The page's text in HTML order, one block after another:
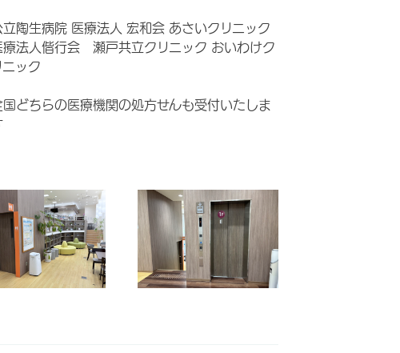
立陶生病院 医療法人 宏和会 あさいクリニック
療法人偕行会 瀬戸共立クリニック おいわけク
ニック
国どちらの医療機関の処方せんも受付いたしま